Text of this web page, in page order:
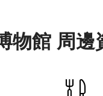
物館 周邊